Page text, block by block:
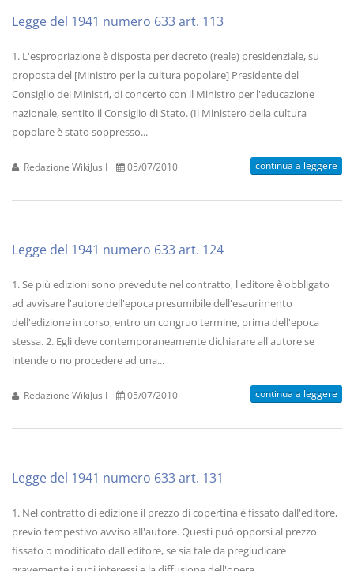
Legge del 1941 numero 633 art. 113
1. L'espropriazione è disposta per decreto (reale) presidenziale, su
proposta del [Ministro per la cultura popolare] Presidente del
Consiglio dei Ministri, di concerto con il Ministro per l'educazione
nazionale, sentito il Consiglio di Stato. (Il Ministero della cultura
popolare è stato soppresso...
Redazione WikiJus I 05/07/2010 continua a leggere
Legge del 1941 numero 633 art. 124
1. Se più edizioni sono prevedute nel contratto, l'editore è obbligato
ad avvisare l'autore dell'epoca presumibile dell'esaurimento
dell'edizione in corso, entro un congruo termine, prima dell'epoca
stessa. 2. Egli deve contemporaneamente dichiarare all'autore se
intende o no procedere ad una...
Redazione WikiJus I 05/07/2010 continua a leggere
Legge del 1941 numero 633 art. 131
1. Nel contratto di edizione il prezzo di copertina è fissato dall'editore,
previo tempestivo avviso all'autore. Questi può opporsi al prezzo
fissato o modificato dall'editore, se sia tale da pregiudicare